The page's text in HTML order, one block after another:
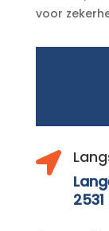
voor
